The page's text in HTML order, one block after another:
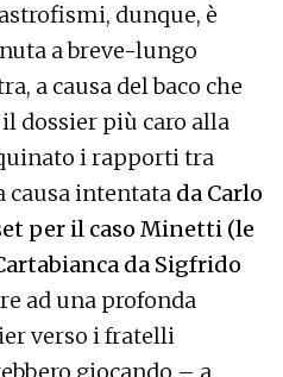
dunque, è
a breve-lungo
a causa del baco che
dossier più caro alla
i rapporti tra
causa intentata da Carlo
per il caso Minetti (le
da Sigfrido
ad una profonda
verso i fratelli